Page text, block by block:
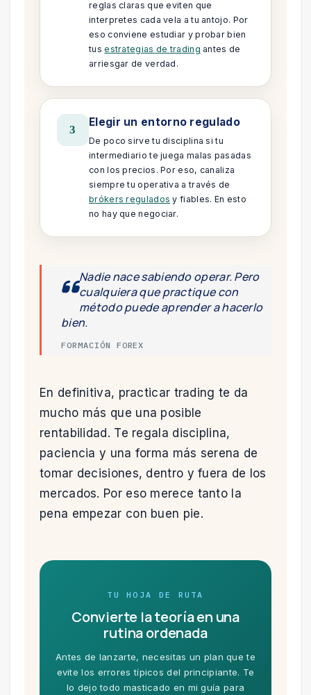
reglas claras que eviten que
interpretes cada vela a tu antojo. Por
eso conviene estudiar y probar bien
tusestrategias de trading antes de
arriesgar de verdad.
3
Elegir un entorno regulado
De poco sirve tu disciplina si tu
intermediario te juega malas pasadas
con los precios. Por eso, canaliza
siempre tu operativa a través de
brókers regulados y fiables. En esto
no hay que negociar.
Nadie nace sabiendo operar. Pero
cualquiera que practique con
método puede aprender a hacerlo
bien.
FORMACIÓN FOREX
En definitiva, practicar trading te da
mucho más que una posible
rentabilidad. Te regala disciplina,
paciencia y una forma más serena de
tomar decisiones, dentro y fuera de los
mercados. Por eso merece tanto la
pena empezar con buen pie.
TU HOJA DE RUTA
Convierte la teoría en una
rutina ordenada
Antes de lanzarte, necesitas un plan que te
evite los errores típicos del principiante. Te
lo dejo todo masticado en mi guía para